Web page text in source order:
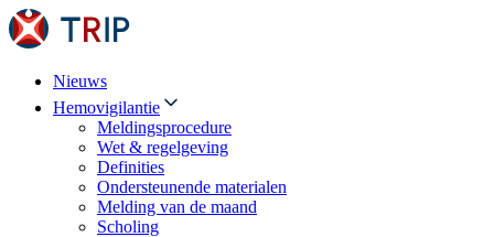
Nieuws
Hemovigilantie
Meldingsprocedure
Wet & regelgeving
Definities
Ondersteunende materialen
Melding van de maand
Scholing